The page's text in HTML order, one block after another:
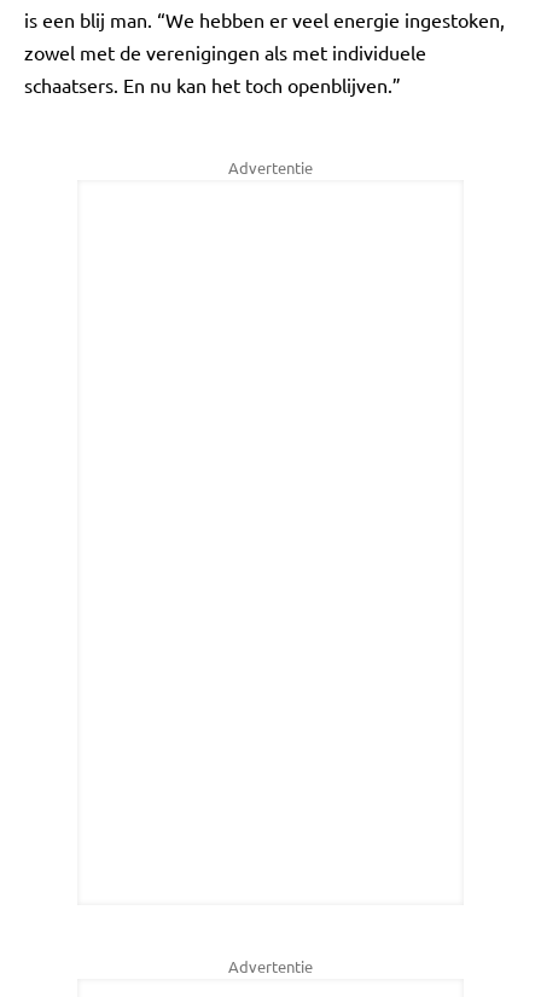
is een blij man. “We hebben er veel energie ingestoken,
zowel met de verenigingen als met individuele
schaatsers. En nu kan het toch openblijven.”
Advertentie
Advertentie